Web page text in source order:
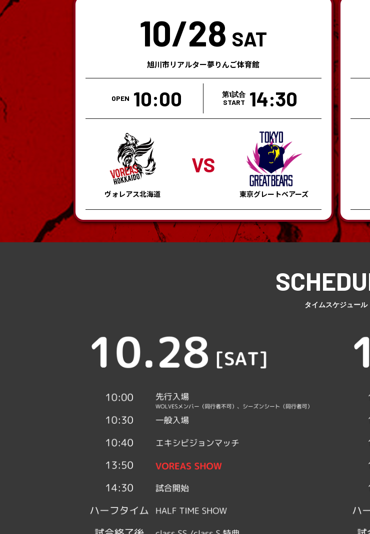
10/28 SAT
旭川市リアルター夢りんご体育館
OPEN 10:00
第1試合
START
14:30
ヴォレアス北海道
VS
東京グレートベアーズ
タイムスケジュール